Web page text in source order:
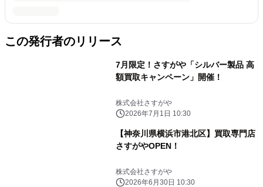
この発行者のリリース
7月限定！さすがや「シルバー製品 高
額買取キャンペーン」開催！
株式会社さすがや
2026年7月1日 10:30
【神奈川県横浜市港北区】買取専門店
さすがやOPEN！
株式会社さすがや
2026年6月30日 10:30